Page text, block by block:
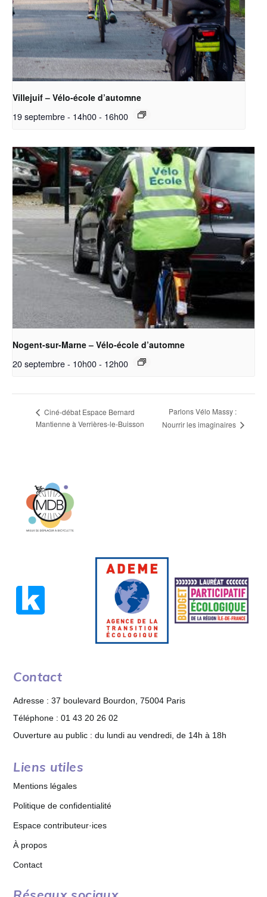
Villejuif – Vélo-école d’automne
19 septembre - 14h00- 16h00
Nogent-sur-Marne – Vélo-école d’automne
20 septembre - 10h00- 12h00
Ciné-débat Espace Bernard
Mantienne à Verrières-le-Buisson
Parlons Vélo Massy :
Nourrir les imaginaires
Contact
Adresse : 37 boulevard Bourdon, 75004 Paris
Téléphone : 01 43 20 26 02
Ouverture au public : du lundi au vendredi, de 14h à 18h
Liens utiles
Mentions légales
Politique de confidentialité
Espace contributeur·ices
À propos
Contact